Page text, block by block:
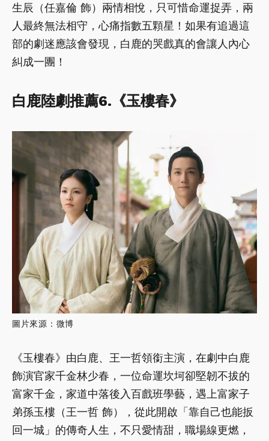
生辰（任嘉倫 飾）兩情相悅，只可惜命運捉弄，兩
人最終無法相守，心痛指數五顆星！如果有追過這
部的劇迷應該會發現，白鹿的哭戲真的會讓人內心
糾成一團！
白鹿陸劇推薦6.《玉樓春》
圖片來源：微博
《玉樓春》由白鹿、王一哲領銜主演，在劇中白鹿
飾演官家千金林少春，一位命運坎坷卻堅韌不拔的
富家千金，家道中落後入百戲班學藝，遇上富家子
弟孫玉樓（王一哲 飾），從此開啟「靠自己也能扳
回一城」的傳奇人生，不只愛情甜，職場線更燃，